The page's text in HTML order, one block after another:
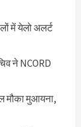
में येलो अलर्ट
ने NCORD
मौका मुआयना,